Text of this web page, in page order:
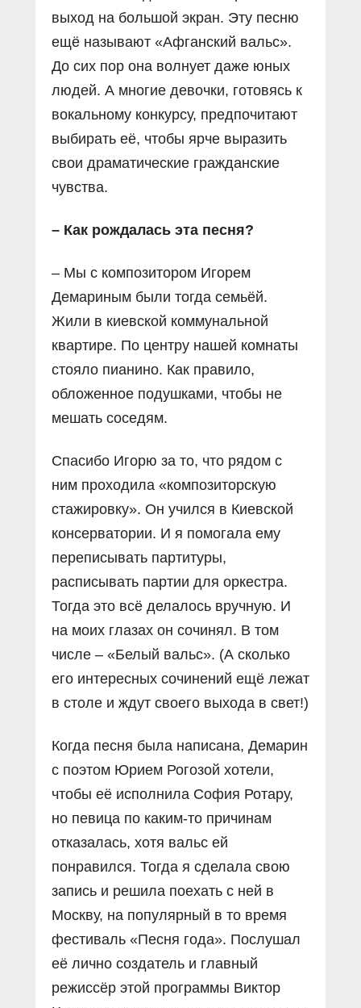
выход на большой экран. Эту песню
ещё называют «Афганский вальс».
До сих пор она волнует даже юных
людей. А многие девочки, готовясь к
вокальному конкурсу, предпочитают
выбирать её, чтобы ярче выразить
свои драматические гражданские
чувства.
– Как рождалась эта песня?
– Мы с композитором Игорем
Демариным были тогда семьёй.
Жили в киевской коммунальной
квартире. По центру нашей комнаты
стояло пианино. Как правило,
обложенное подушками, чтобы не
мешать соседям.
Спасибо Игорю за то, что рядом с
ним проходила «композиторскую
стажировку». Он учился в Киевской
консерватории. И я помогала ему
переписывать партитуры,
расписывать партии для оркестра.
Тогда это всё делалось вручную. И
на моих глазах он сочинял. В том
числе – «Белый вальс». (А сколько
его интересных сочинений ещё лежат
в столе и ждут своего выхода в свет!)
Когда песня была написана, Демарин
с поэтом Юрием Рогозой хотели,
чтобы её исполнила София Ротару,
но певица по каким-то причинам
отказалась, хотя вальс ей
понравился. Тогда я сделала свою
запись и решила поехать с ней в
Москву, на популярный в то время
фестиваль «Песня года». Послушал
её лично создатель и главный
режиссёр этой программы Виктор